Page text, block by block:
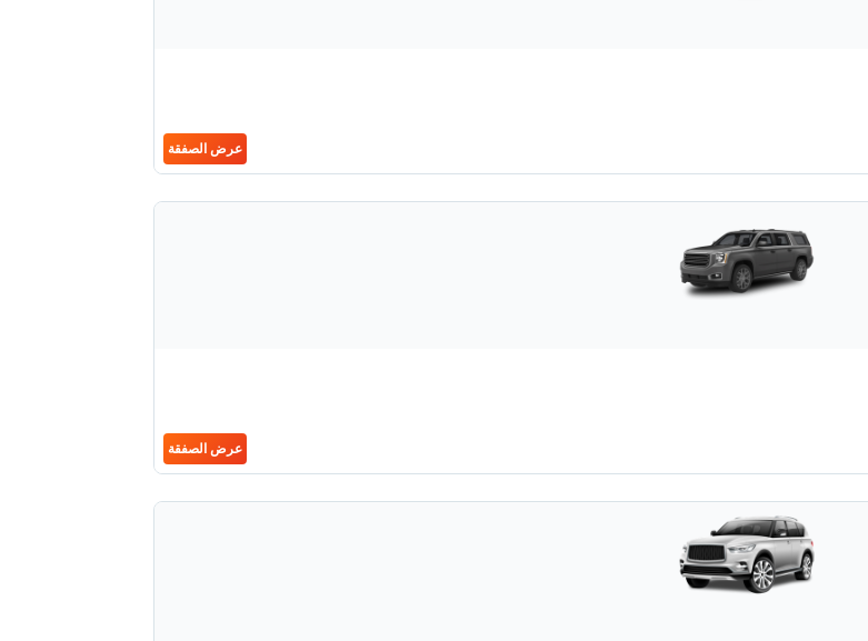
عرض الصفقة
عرض الصفقة